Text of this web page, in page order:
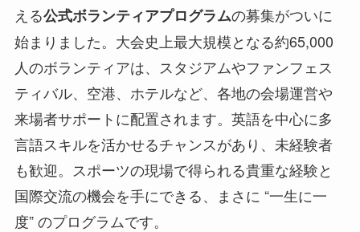
える公式ボランティアプログラムの募集がついに
始まりました。大会史上最大規模となる約65,000
人のボランティアは、スタジアムやファンフェス
ティバル、空港、ホテルなど、各地の会場運営や
来場者サポートに配置されます。英語を中心に多
言語スキルを活かせるチャンスがあり、未経験者
も歓迎。スポーツの現場で得られる貴重な経験と
国際交流の機会を手にできる、まさに “一生に一
度” のプログラムです。